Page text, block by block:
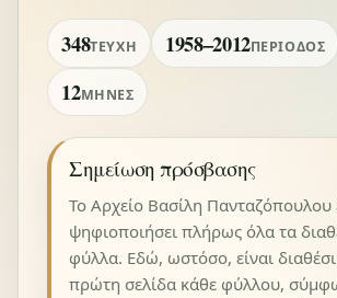
348ΤΕΎΧΗ 1958–2012ΠΕΡΊΟΔΟΣ
12ΜΉΝΕΣ
Σημείωση πρόσβασης
Το Αρχείο Βασίλη Πανταζόπουλου
ψηφιοποιήσει πλήρως όλα τα
φύλλα. Εδώ, ωστόσο, είναι
πρώτη σελίδα κάθε φύλλου,